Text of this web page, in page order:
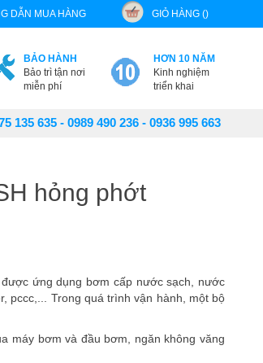
DẪN MUA HÀNG GIỎ HÀNG ()
BẢO HÀNH
Bảo trì tận nơi
miễn phí
HƠN 10 NĂM
Kinh nghiệm
triển khai
135 635 - 0989 490 236 - 0936 995 663
hỏng phớt
được ứng dụng bơm cấp nước sạch, nước
pccc,...
Trong quá trình vận hành, một bộ
máy bơm và đầu bơm, ngăn không văng